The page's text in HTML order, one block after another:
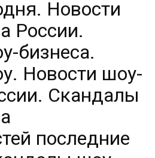
Новости
России.
бизнеса.
Новости шоу-
Скандалы
последние